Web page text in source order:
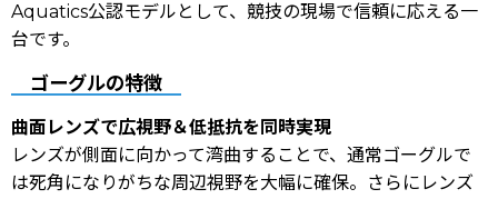
Aquatics公認モデルとして、競技の現場で信頼に応える一
台です。
ゴーグルの特徴
曲面レンズで広視野＆低抵抗を同時実現
レンズが側面に向かって湾曲することで、通常ゴーグルで
は死角になりがちな周辺視野を大幅に確保。さらにレンズ